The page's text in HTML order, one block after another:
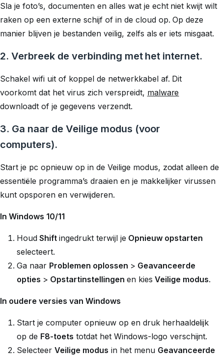
Sla je foto’s, documenten en alles wat je echt niet kwijt wilt
raken op een externe schijf of in de cloud op. Op deze
manier blijven je bestanden veilig, zelfs als er iets misgaat.
2. Verbreek de verbinding met het internet.
Schakel wifi uit of koppel de netwerkkabel af. Dit
voorkomt dat het virus zich verspreidt, malware
downloadt of je gegevens verzendt.
3. Ga naar de Veilige modus (voor
computers).
Start je pc opnieuw op in de Veilige modus, zodat alleen de
essentiële programma’s draaien en je makkelijker virussen
kunt opsporen en verwijderen.
In Windows 10/11
HoudShift ingedrukt terwijl je Opnieuw opstarten
selecteert.
Ga naar Problemen oplossen > Geavanceerde
opties > Opstartinstellingen en kies Veilige modus.
In oudere versies van Windows
Start je computer opnieuw op en druk herhaaldelijk
op de F8-toets totdat het Windows-logo verschijnt.
Selecteer Veilige modus in het menu Geavanceerde